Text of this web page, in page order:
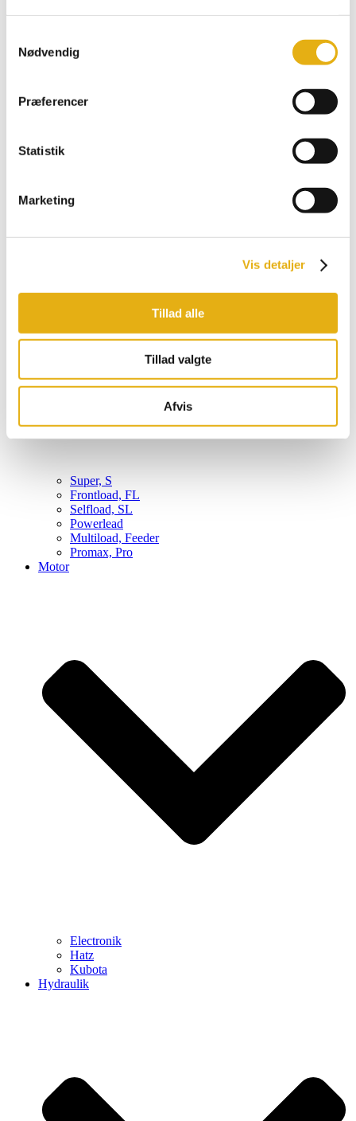
Nødvendig
Præferencer
Statistik
Marketing
Vis detaljer
Tillad alle
Tillad valgte
Afvis
Frontload, FL
Powerlead
Comfort
Bobman udstyr
Super, S
Frontload, FL
Selfload, SL
Powerlead
Multiload, Feeder
Promax, Pro
Motor
Electronik
Hatz
Kubota
Hydraulik